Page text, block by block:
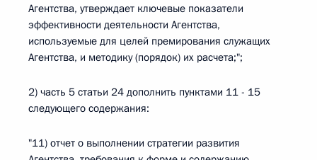
Агентства, утверждает ключевые показатели
эффективности деятельности Агентства,
используемые для целей премирования служащих
Агентства, и методику (порядок) их расчета;";
2) часть 5 статьи 24 дополнить пунктами 11 - 15
следующего содержания:
"11) отчет о выполнении стратегии развития